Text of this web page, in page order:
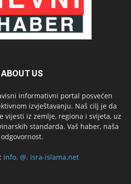
ABOUT US
informativni portal posvećen
izvještavanju. Naš cilj je da
vijesti iz zemlje, regiona i svijeta, uz
standarda. Vaš haber, naša
odgovornost.
info. @. isra-islama.net